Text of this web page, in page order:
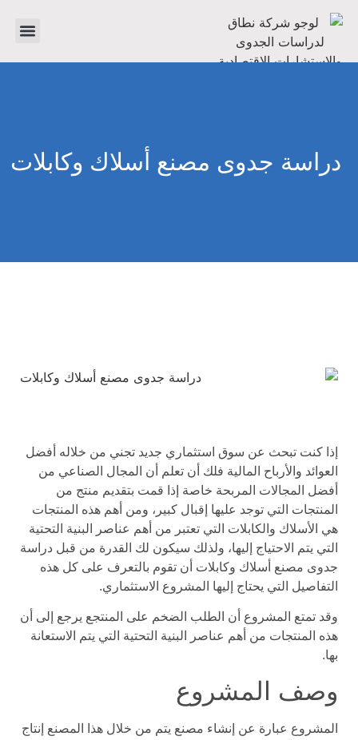
دراسة جدوى مصنع أسلاك وكابلات
إذا كنت تبحث عن سوق استثماري جديد تجني من خلاله أفضل
العوائد والأرباح المالية فلك أن تعلم أن المجال الصناعي من
أفضل المجالات المربحة خاصة إذا قمت بتقديم منتج من
المنتجات التي توجد عليها إقبال كبير، ومن أهم هذه المنتجات
هي الأسلاك والكابلات التي تعتبر من أهم عناصر البنية التحتية
التي يتم الاحتياج إليها، ولذلك سيكون لك القدرة من قبل دراسة
جدوى مصنع أسلاك وكابلات أن تقوم بالتعرف على كل هذه
التفاصيل التي يحتاج إليها المشروع الاستثماري.
وقد تمتع المشروع أن الطلب الضخم على المنتجع يرجع إلى أن
هذه المنتجات من أهم عناصر البنية التحتية التي يتم الاستعانة
بها.
وصف المشروع
المشروع عبارة عن إنشاء مصنع يتم من خلال هذا المصنع إنتاج